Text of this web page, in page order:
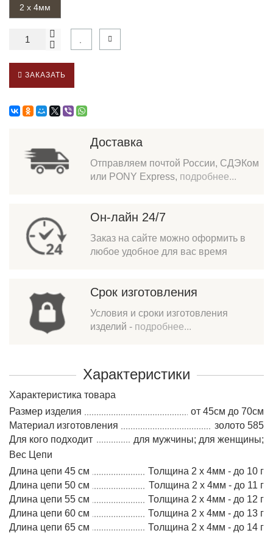
2 х 4мм
ЗАКАЗАТЬ
Доставка
Отправляем почтой России, СДЭКом
или PONY Express, подробнее...
Он-лайн 24/7
Заказ на сайте можно оформить в
любое удобное для вас время
Срок изготовления
Условия и сроки изготовления
изделий - подробнее...
Характеристики
Характеристика товара
Размер изделия
от 45см до 70см
Материал изготовления
золото 585
Для кого подходит
для мужчины; для женщины;
Вес Цепи
Длина цепи 45 см
Толщина 2 х 4мм - до 10 г
Длина цепи 50 см
Толщина 2 х 4мм - до 11 г
Длина цепи 55 см
Толщина 2 х 4мм - до 12 г
Длина цепи 60 см
Толщина 2 х 4мм - до 13 г
Длина цепи 65 см
Толщина 2 х 4мм - до 14 г